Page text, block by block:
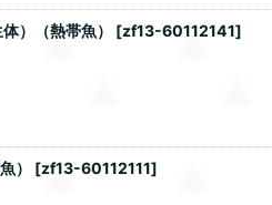
）（熱帯魚） [zf13-60112141]
） [zf13-60112111]